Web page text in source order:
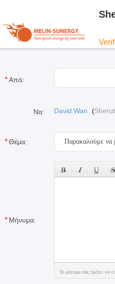
Από:
Να: David Wan (
Θέμα:
Μήνυμα:
Το μήνυμα σας πρέπει να